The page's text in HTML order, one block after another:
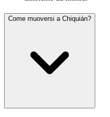
Come muoversi a Chiquián?